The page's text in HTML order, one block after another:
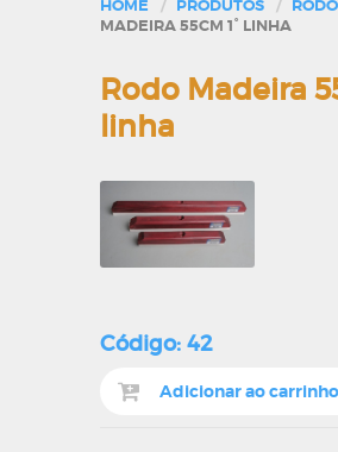
HOME PRODUTOS
MADEIRA 55CM 1° LINHA
Rodo Madeira
linha
Código: 42